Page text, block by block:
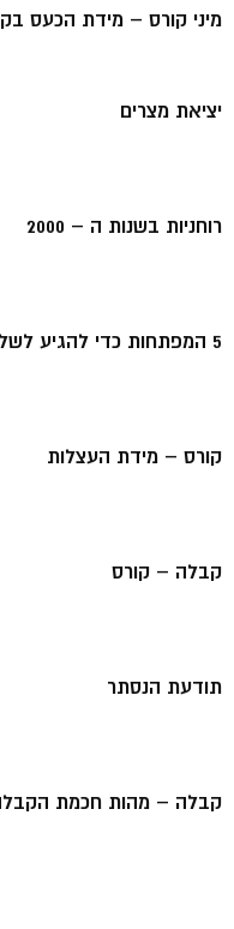
מיני קורס – מידת הכעס
יציאת מצרים
רוחניות בשנות ה – 2000
5 המפתחות כדי להגיע לשלמות
קורס – מידת העצלות
קבלה – קורס
תודעת הנסתר
קבלה – מהות חכמת